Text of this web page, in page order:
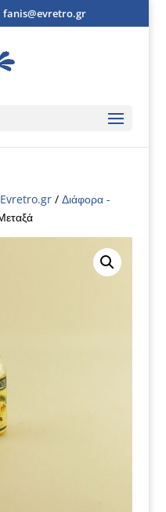
fanis@evretro.gr
Evretro.gr/ Διάφορα -